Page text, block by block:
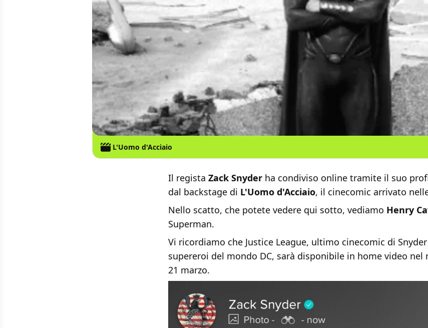
L'Uomo d'Acciaio
Il regista Zack Snyder ha condiviso online tramite il suo
dal backstage di L'Uomo d'Acciaio, il cinecomic arrivato
Nello scatto, che potete vedere qui sotto, vediamo Henry
Superman.
Vi ricordiamo che Justice League, ultimo cinecomic di
supereroi del mondo DC, sarà disponibile in home video nel
21 marzo.